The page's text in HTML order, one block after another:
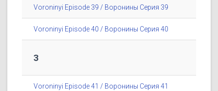
Voroninyi Episode 39 / Воронины Серия 39
Voroninyi Episode 40 / Воронины Серия 40
3
Voroninyi Episode 41 / Воронины Серия 41